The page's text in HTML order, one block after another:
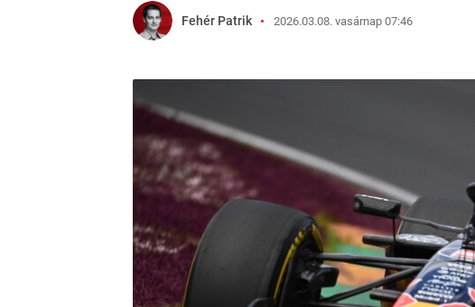
Fehér Patrik 2026.03.08. vasárnap 07:46